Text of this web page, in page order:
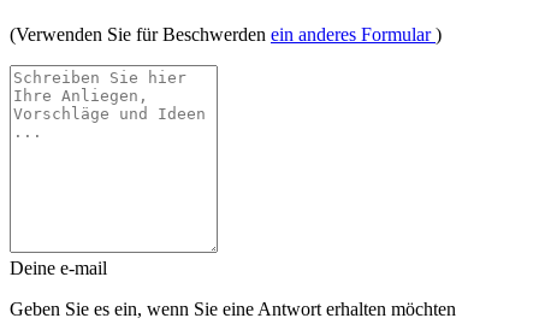
(Verwenden Sie für Beschwerden ein anderes Formular)
Deine e-mail
Geben Sie es ein, wenn Sie eine Antwort erhalten möchten